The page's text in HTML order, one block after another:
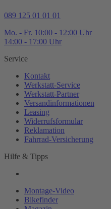
089 125 01 01 01
Mo. - Fr. 10:00 - 12:00 Uhr
14:00 - 17:00 Uhr
Service
Kontakt
Werkstatt-Service
Werkstatt-Partner
Versandinformationen
Leasing
Widerrufsformular
Reklamation
Fahrrad-Versicherung
Hilfe & Tipps
Montage-Video
Bikefinder